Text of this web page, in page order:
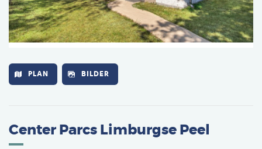
PLAN BILDER
Center Parcs Limburgse Peel